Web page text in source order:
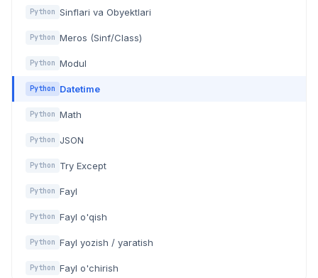
Python Sinflari va Obyektlari
Python Meros (Sinf/Class)
Python Modul
Python Datetime
Python Math
Python JSON
Python Try Except
Python Fayl
Python Fayl o'qish
Python Fayl yozish / yaratish
Python Fayl o'chirish